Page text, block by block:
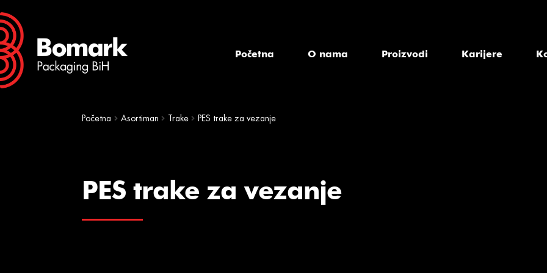
Skip
to
navigation
Skip
to
content
Početna O nama Proizvodi Karijere
Početna Asortiman Trake PES trake za vezanje
PES trake za vezanje